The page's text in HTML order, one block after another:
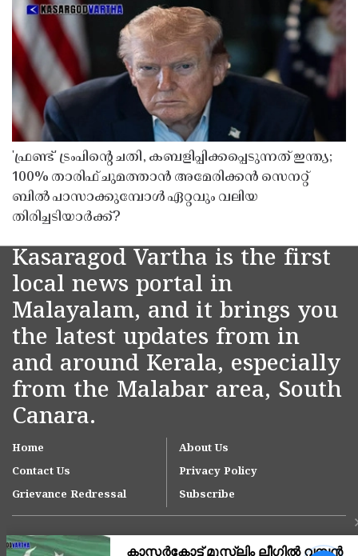
'ഫ്രണ്ട്' ട്രംപിന്റെ ചതി, കബളിപ്പിക്കപ്പെടുന്നത് ഇന്ത്യ;
100% താരിഫ് ചുമത്താൻ അമേരിക്കൻ സെനറ്റ്
ബിൽ പാസാക്കുമ്പോൾ ഏറ്റവും വലിയ
തിരിച്ചടിയാർക്ക്?
Kasaragod Vartha is the first
local news portal in
Malayalam, and it brings you
the latest updates from in
and around Kerala, especially
from the Malabar area, South
Canara.
Home
About Us
Contact Us
Privacy Policy
Grievance Redressal
Subscribe